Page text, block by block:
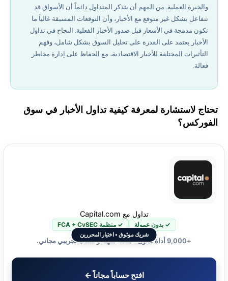
والخبرة العملية. من المهم أن يتذكر المتداول دائماً أن الأسواق قد
تتفاعل بشكل غير متوقع مع الأخبار، وأن التوقعات المسبقة غالباً ما
تكون مدمجة في الأسعار قبل صدور الأخبار الفعلية. النجاح في تداول
الأخبار يعتمد على القدرة على تحليل السوق بشكل شامل، وفهم
التأثيرات المختلفة للأخبار الاقتصادية، مع الحفاظ على إدارة مخاطر
فعالة.
تحتاج لاستشارة لمعرفة كيفية تداول الأخبار في سوق
الفوركس؟
شريك موثوق • اختيار المحررين
تداول مع Capital.com
✓ بدون عمولة ✓ منظمة FCA + CySEC
+9,000 أداة تداول • منصة سهلة وحساب تجريبي مجاني.
افتح حساباً مجاناً ←